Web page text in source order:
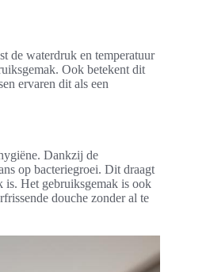
de waterdruk en temperatuur
Ook betekent dit
ervaren dit als een
Dankzij de
op bacteriegroei. Dit draagt
is. Het gebruiksgemak is ook
douche zonder al te